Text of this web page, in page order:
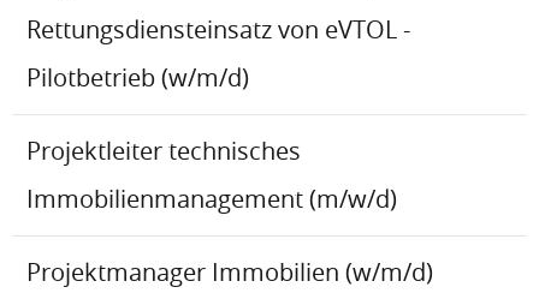
Rettungsdiensteinsatz von eVTOL -
Pilotbetrieb (w/m/d)
Projektleiter technisches
Immobilienmanagement (m/w/d)
Projektmanager Immobilien (w/m/d)